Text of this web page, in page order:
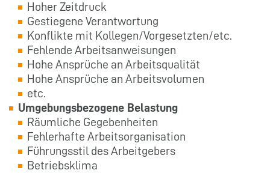
Hoher Zeitdruck
Gestiegene Verantwortung
Konflikte mit Kollegen/Vorgesetzten/etc.
Fehlende Arbeitsanweisungen
Hohe Ansprüche an Arbeitsqualität
Hohe Ansprüche an Arbeitsvolumen
etc.
Umgebungsbezogene Belastung
Räumliche Gegebenheiten
Fehlerhafte Arbeitsorganisation
Führungsstil des Arbeitgebers
Betriebsklima